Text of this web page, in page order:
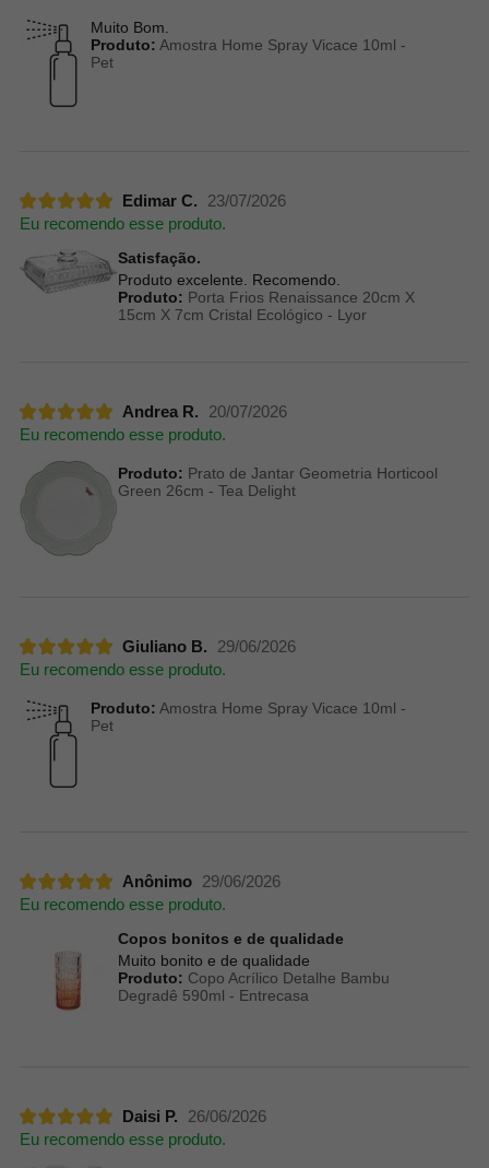
Muito Bom.
Produto: Amostra Home Spray Vicace 10ml -
Pet
Edimar C.
23/07/2026
Eu recomendo esse produto.
Satisfação.
Produto excelente. Recomendo.
Produto: Porta Frios Renaissance 20cm X
15cm X 7cm Cristal Ecológico - Lyor
Andrea R.
20/07/2026
Eu recomendo esse produto.
Produto: Prato de Jantar Geometria Horticool
Green 26cm - Tea Delight
Giuliano B.
29/06/2026
Eu recomendo esse produto.
Produto: Amostra Home Spray Vicace 10ml -
Pet
Anônimo
29/06/2026
Eu recomendo esse produto.
Copos bonitos e de qualidade
Muito bonito e de qualidade
Produto: Copo Acrílico Detalhe Bambu
Degradê 590ml - Entrecasa
Daisi P.
26/06/2026
Eu recomendo esse produto.